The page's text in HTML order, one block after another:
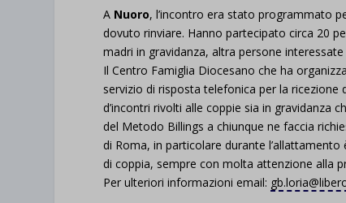
A Nuoro, l’incontro era stato programmato
dovuto rinviare. Hanno partecipato circa 20
madri in gravidanza, altra persone
Il Centro Famiglia Diocesano che ha
servizio di risposta telefonica per la
d’incontri rivolti alle coppie sia in gravidanza
del Metodo Billings a chiunque ne faccia
di Roma, in particolare durante
di coppia, sempre con molta attenzione alla
Per ulteriori informazioni email: